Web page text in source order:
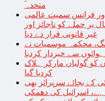
متحدہ
اور فرانس سمیت عالمی
پر حملے کو ناجائز اور
غیر قانونی قرار دے دیا
محکمہ موسمیات نے
ہوائوں سے خبردار کردیا
سویڈن کے 2 شہریوں کو گولیاں مارکر ہلاک
کردیا گیا
کے بجائے سرپرائز بھی
ہے، اسرائیل کی دھمکی